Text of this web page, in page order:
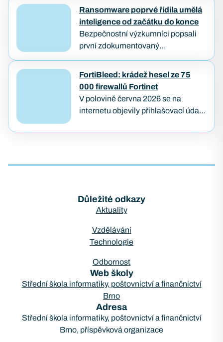
obyčejným textem. Útočníkovi stačí
založit veřejný požadavek na opravu
a počkat, až…
Ransomware poprvé řídila umělá
inteligence od začátku do konce
Bezpečnostní výzkumníci popsali
první zdokumentovaný
průniku až po zašifrování dat provedl
samostatně AI agent — bez
lidského útočníka u klávesnice.
Případ…
FortiBleed: krádež hesel ze 75
000 firewallů Fortinet
V polovině června 2026 se na
internetu objevily přihlašovací údaje
Fortinet. Útok pojmenovaný
Důležité odkazy
Aktuality
Vzdělávání
Technologie
Odbornost
Web školy
Střední škola informatiky, poštovnictví a finančnictví
Brno
Adresa
Střední škola informatiky, poštovnictví a finančnictví
Brno, příspěvková organizace